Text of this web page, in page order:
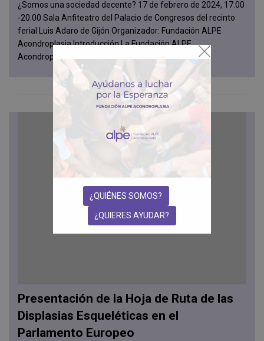
¿Somos una sociedad decente? 17 de febrero de 2024, 17.00
-20.00 Sala Anfiteatro del Palacio de Congresos del recinto
ferial Luis Adaro de Gijón Organizador: Fundación ALPE
Acondroplasia Introducción La Fundación ALPE
Acondroplasia cuenta con veintic...
Presentación de la Hoja de Ruta de las
Displasias Esqueléticas en el
Parlamento Europeo
¿QUIÉNES SOMOS?
¿QUIERES AYUDAR?